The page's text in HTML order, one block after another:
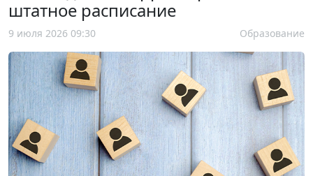
штатное расписание
9 июля 2026 09:30 Образование